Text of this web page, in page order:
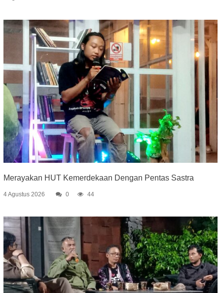
Merayakan HUT Kemerdekaan Dengan Pentas Sastra
4 Agustus 2026 0 44